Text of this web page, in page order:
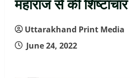
Uttarakhand Print Media
June 24, 2022